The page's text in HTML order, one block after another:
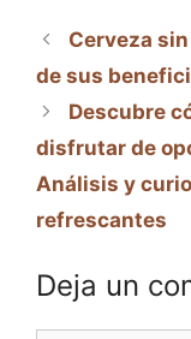
Cerveza
de sus
Descubre
disfrutar de
Análisis y
refrescantes
Deja un